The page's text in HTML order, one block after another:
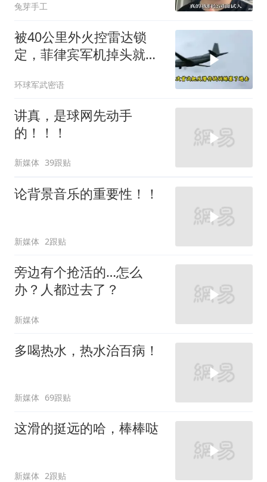
兔芽手工
被40公里外火控雷达锁
定，菲律宾军机掉头就
场
环球军武密语
讲真，是球网先动手
的！！！
新媒体 39跟贴
论背景音乐的重要性！！
新媒体 2跟贴
旁边有个抢活的…怎么
办？人都过去了？
新媒体
多喝热水，热水治百病！
新媒体 69跟贴
这滑的挺远的哈，棒棒哒
新媒体 2跟贴